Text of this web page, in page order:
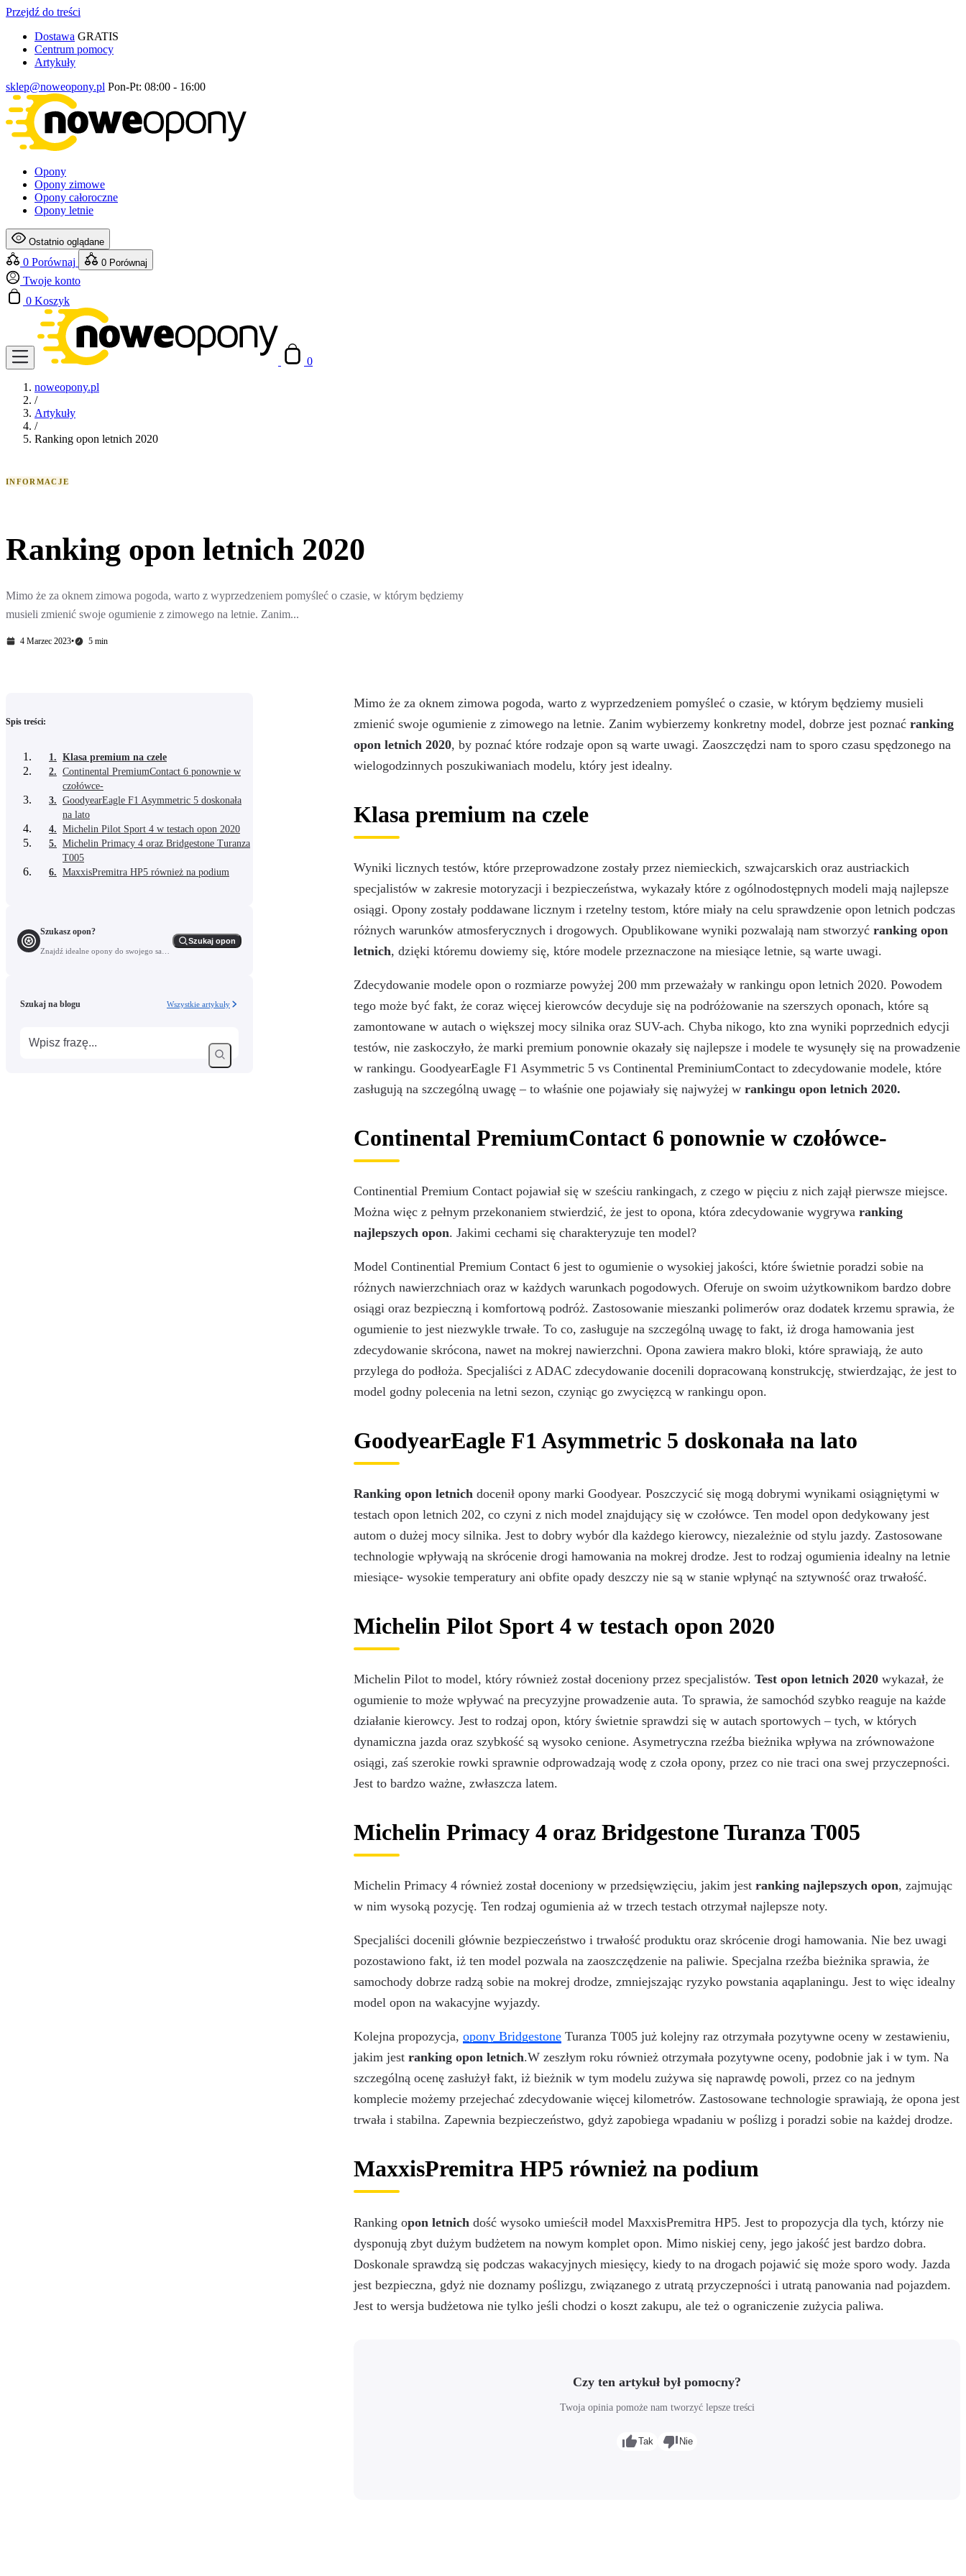
Przejdź do treści
Dostawa GRATIS
Centrum pomocy
Artykuły
sklep@noweopony.pl Pon-Pt: 08:00 - 16:00
Opony
Opony zimowe
Opony całoroczne
Opony letnie
Ostatnio oglądane
0 Porównaj 0 Porównaj
Twoje konto
0 Koszyk
0
noweopony.pl
/
Artykuły
/
Ranking opon letnich 2020
INFORMACJE
Ranking opon letnich 2020
Mimo że za oknem zimowa pogoda, warto z wyprzedzeniem pomyśleć o czasie, w którym będziemy
musieli zmienić swoje ogumienie z zimowego na letnie. Zanim...
4 Marzec 2023• 5 min
Spis treści:
1. Klasa premium na czele
2. Continental PremiumContact 6 ponownie w
czołówce-
3. GoodyearEagle F1 Asymmetric 5 doskonała
na lato
4. Michelin Pilot Sport 4 w testach opon 2020
5. Michelin Primacy 4 oraz Bridgestone Turanza
T005
6. MaxxisPremitra HP5 również na podium
Szukasz opon?
Szukaj opon
Szukaj na blogu Wszystkie artykuły
Mimo że za oknem zimowa pogoda, warto z wyprzedzeniem pomyśleć o czasie, w którym będziemy musieli
zmienić swoje ogumienie z zimowego na letnie. Zanim wybierzemy konkretny model, dobrze jest poznać ranking
opon letnich 2020, by poznać które rodzaje opon są warte uwagi. Zaoszczędzi nam to sporo czasu spędzonego na
wielogodzinnych poszukiwaniach modelu, który jest idealny.
Klasa premium na czele
Wyniki licznych testów, które przeprowadzone zostały przez niemieckich, szwajcarskich oraz austriackich
specjalistów w zakresie motoryzacji i bezpieczeństwa, wykazały które z ogólnodostępnych modeli mają najlepsze
osiągi. Opony zostały poddawane licznym i rzetelny testom, które miały na celu sprawdzenie opon letnich podczas
różnych warunków atmosferycznych i drogowych. Opublikowane wyniki pozwalają nam stworzyć ranking opon
letnich, dzięki któremu dowiemy się, które modele przeznaczone na miesiące letnie, są warte uwagi.
Zdecydowanie modele opon o rozmiarze powyżej 200 mm przeważały w rankingu opon letnich 2020. Powodem
tego może być fakt, że coraz więcej kierowców decyduje się na podróżowanie na szerszych oponach, które są
zamontowane w autach o większej mocy silnika oraz SUV-ach. Chyba nikogo, kto zna wyniki poprzednich edycji
testów, nie zaskoczyło, że marki premium ponownie okazały się najlepsze i modele te wysunęły się na prowadzenie
w rankingu. GoodyearEagle F1 Asymmetric 5 vs Continental PreminiumContact to zdecydowanie modele, które
zasługują na szczególną uwagę – to właśnie one pojawiały się najwyżej w rankingu opon letnich 2020.
Continental PremiumContact 6 ponownie w czołówce-
Continential Premium Contact pojawiał się w sześciu rankingach, z czego w pięciu z nich zajął pierwsze miejsce.
Można więc z pełnym przekonaniem stwierdzić, że jest to opona, która zdecydowanie wygrywa ranking
najlepszych opon. Jakimi cechami się charakteryzuje ten model?
Model Continential Premium Contact 6 jest to ogumienie o wysokiej jakości, które świetnie poradzi sobie na
różnych nawierzchniach oraz w każdych warunkach pogodowych. Oferuje on swoim użytkownikom bardzo dobre
osiągi oraz bezpieczną i komfortową podróż. Zastosowanie mieszanki polimerów oraz dodatek krzemu sprawia, że
ogumienie to jest niezwykle trwałe. To co, zasługuje na szczególną uwagę to fakt, iż droga hamowania jest
zdecydowanie skrócona, nawet na mokrej nawierzchni. Opona zawiera makro bloki, które sprawiają, że auto
przylega do podłoża. Specjaliści z ADAC zdecydowanie docenili dopracowaną konstrukcję, stwierdzając, że jest to
model godny polecenia na letni sezon, czyniąc go zwycięzcą w rankingu opon.
GoodyearEagle F1 Asymmetric 5 doskonała na lato
Ranking opon letnich docenił opony marki Goodyear. Poszczycić się mogą dobrymi wynikami osiągniętymi w
testach opon letnich 202, co czyni z nich model znajdujący się w czołówce. Ten model opon dedykowany jest
autom o dużej mocy silnika. Jest to dobry wybór dla każdego kierowcy, niezależnie od stylu jazdy. Zastosowane
technologie wpływają na skrócenie drogi hamowania na mokrej drodze. Jest to rodzaj ogumienia idealny na letnie
miesiące- wysokie temperatury ani obfite opady deszczy nie są w stanie wpłynąć na sztywność oraz trwałość.
Michelin Pilot Sport 4 w testach opon 2020
Michelin Pilot to model, który również został doceniony przez specjalistów. Test opon letnich 2020 wykazał, że
ogumienie to może wpływać na precyzyjne prowadzenie auta. To sprawia, że samochód szybko reaguje na każde
działanie kierowcy. Jest to rodzaj opon, który świetnie sprawdzi się w autach sportowych – tych, w których
dynamiczna jazda oraz szybkość są wysoko cenione. Asymetryczna rzeźba bieżnika wpływa na zrównoważone
osiągi, zaś szerokie rowki sprawnie odprowadzają wodę z czoła opony, przez co nie traci ona swej przyczepności.
Jest to bardzo ważne, zwłaszcza latem.
Michelin Primacy 4 oraz Bridgestone Turanza T005
Michelin Primacy 4 również został doceniony w przedsięwzięciu, jakim jest ranking najlepszych opon, zajmując
w nim wysoką pozycję. Ten rodzaj ogumienia aż w trzech testach otrzymał najlepsze noty.
Specjaliści docenili głównie bezpieczeństwo i trwałość produktu oraz skrócenie drogi hamowania. Nie bez uwagi
pozostawiono fakt, iż ten model pozwala na zaoszczędzenie na paliwie. Specjalna rzeźba bieżnika sprawia, że
samochody dobrze radzą sobie na mokrej drodze, zmniejszając ryzyko powstania aqaplaningu. Jest to więc idealny
model opon na wakacyjne wyjazdy.
Kolejna propozycja, opony Bridgestone Turanza T005 już kolejny raz otrzymała pozytywne oceny w zestawieniu,
jakim jest ranking opon letnich.W zeszłym roku również otrzymała pozytywne oceny, podobnie jak i w tym. Na
szczególną ocenę zasłużył fakt, iż bieżnik w tym modelu zużywa się naprawdę powoli, przez co na jednym
komplecie możemy przejechać zdecydowanie więcej kilometrów. Zastosowane technologie sprawiają, że opona jest
trwała i stabilna. Zapewnia bezpieczeństwo, gdyż zapobiega wpadaniu w poślizg i poradzi sobie na każdej drodze.
MaxxisPremitra HP5 również na podium
Ranking opon letnich dość wysoko umieścił model MaxxisPremitra HP5. Jest to propozycja dla tych, którzy nie
dysponują zbyt dużym budżetem na nowym komplet opon. Mimo niskiej ceny, jego jakość jest bardzo dobra.
Doskonale sprawdzą się podczas wakacyjnych miesięcy, kiedy to na drogach pojawić się może sporo wody. Jazda
jest bezpieczna, gdyż nie doznamy poślizgu, związanego z utratą przyczepności i utratą panowania nad pojazdem.
Jest to wersja budżetowa nie tylko jeśli chodzi o koszt zakupu, ale też o ograniczenie zużycia paliwa.
Czy ten artykuł był pomocny?
Twoja opinia pomoże nam tworzyć lepsze treści
Tak Nie